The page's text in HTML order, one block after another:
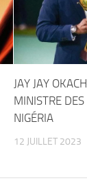
JAY JAY
MINISTRE
NIGÉRIA
12 JUILLET 2023